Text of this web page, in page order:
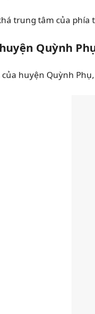
trung tâm của
Quỳnh
huyện Quỳnh